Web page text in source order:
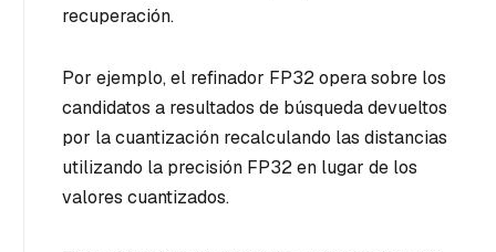
recuperación.
Por ejemplo, el refinador FP32 opera sobre los
candidatos a resultados de búsqueda devueltos
por la cuantización recalculando las distancias
utilizando la precisión FP32 en lugar de los
valores cuantizados.